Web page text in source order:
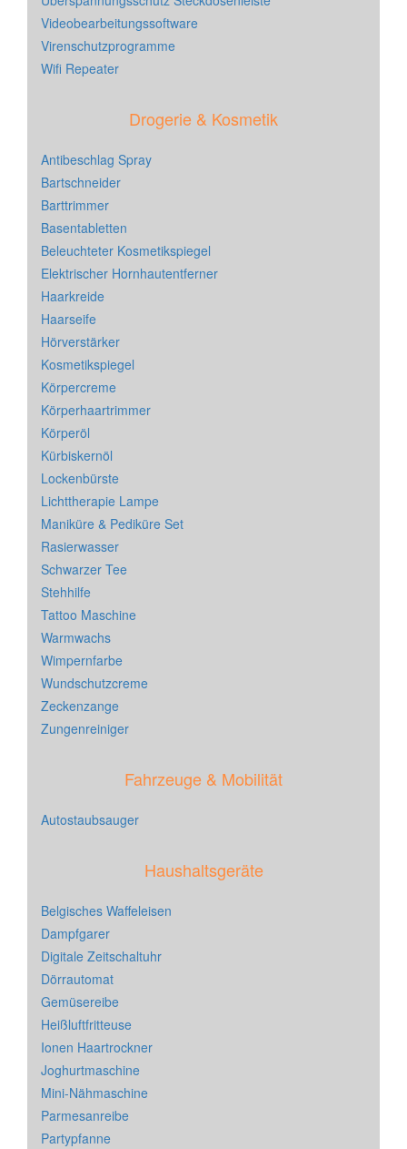
Videobearbeitungssoftware
Virenschutzprogramme
Wifi Repeater
Drogerie & Kosmetik
Antibeschlag Spray
Bartschneider
Barttrimmer
Basentabletten
Beleuchteter Kosmetikspiegel
Elektrischer Hornhautentferner
Haarkreide
Haarseife
Hörverstärker
Kosmetikspiegel
Körpercreme
Körperhaartrimmer
Körperöl
Kürbiskernöl
Lockenbürste
Lichttherapie Lampe
Maniküre & Pediküre Set
Rasierwasser
Schwarzer Tee
Stehhilfe
Tattoo Maschine
Warmwachs
Wimpernfarbe
Wundschutzcreme
Zeckenzange
Zungenreiniger
Fahrzeuge & Mobilität
Autostaubsauger
Haushaltsgeräte
Belgisches Waffeleisen
Dampfgarer
Digitale Zeitschaltuhr
Dörrautomat
Gemüsereibe
Heißluftfritteuse
Ionen Haartrockner
Joghurtmaschine
Mini-Nähmaschine
Parmesanreibe
Partypfanne